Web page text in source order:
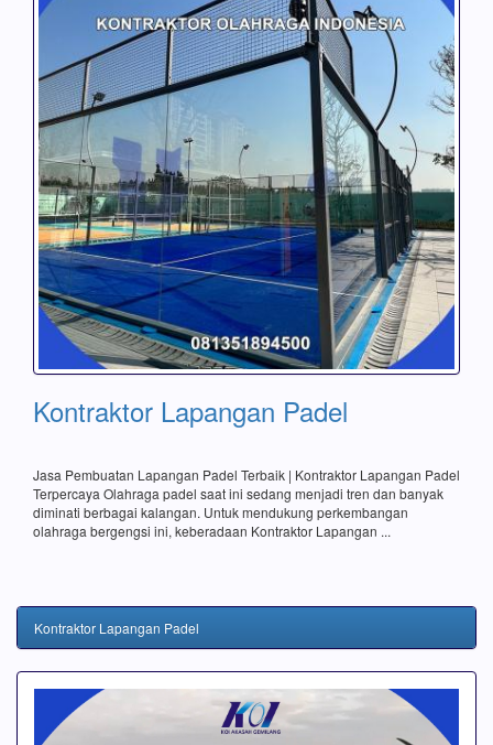
Kontraktor Lapangan Padel
Jasa Pembuatan Lapangan Padel Terbaik | Kontraktor Lapangan Padel
Terpercaya Olahraga padel saat ini sedang menjadi tren dan banyak
diminati berbagai kalangan. Untuk mendukung perkembangan
olahraga bergengsi ini, keberadaan Kontraktor Lapangan ...
Kontraktor Lapangan Padel